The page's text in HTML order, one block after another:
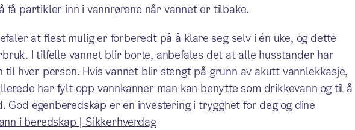
få partikler inn i vannrørene når vannet er tilbake.
at flest mulig er forberedt på å klare seg selv i én uke, og dette
I tilfelle vannet blir borte, anbefales det at alle husstander har
hver person. Hvis vannet blir stengt på grunn av akutt vannlekkasje,
har fylt opp vannkanner man kan benytte som drikkevann og til å
God egenberedskap er en investering i trygghet for deg og dine
i beredskap | Sikkerhverdag